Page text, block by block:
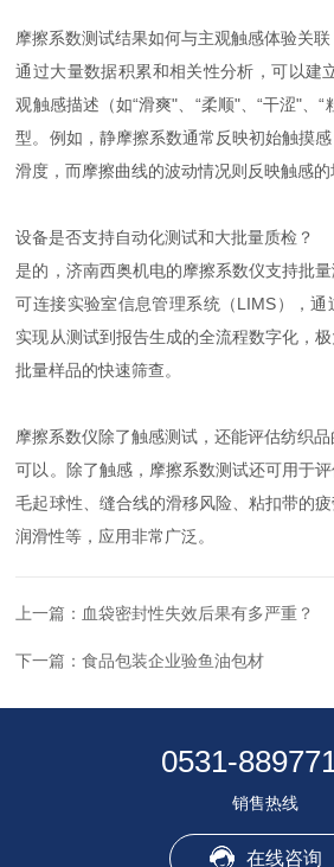
摩擦系数测试结果如何与主观触感体验关联
通过大量数据积累和相关性分析，可以建
观触感描述（如“滑爽"、“柔顺"、“干涩"、
型。例如，静摩擦系数通常反映初始触摸
滑度，而摩擦曲线的波动情况则反映触感的
设备是否支持自动化测试和大批量质检？
是的，济南西奥机电的摩擦系数仪支持批
可连接实验室信息管理系统（LIMS），通
实现从测试到报告生成的全流程数字化，
批量样品的快速筛查。
摩擦系数仪除了触感测试，还能评估纺织品
可以。除了触感，摩擦系数测试还可用于
毛起球性、缝合线的滑移风险、粘扣带的
润滑性等，应用非常广泛。
上一篇： 血袋密封性失效后果有多严重？
下一篇：食品包装企业验鱼油包材
0531-
销售热线
在线咨询